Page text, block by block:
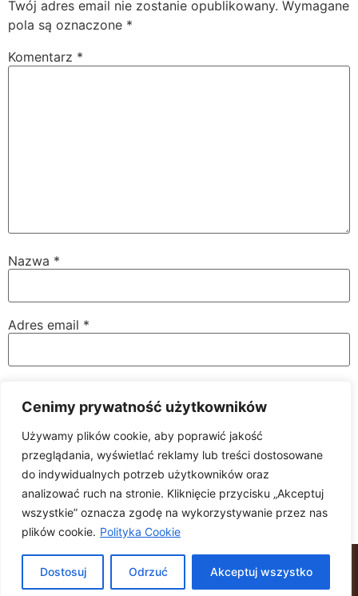
Cenimy prywatność użytkowników
Używamy plików cookie, aby poprawić jakość
przeglądania, wyświetlać reklamy lub treści dostosowane
do indywidualnych potrzeb użytkowników oraz
analizować ruch na stronie. Kliknięcie przycisku „Akceptuj
wszystkie” oznacza zgodę na wykorzystywanie przez nas
plików cookie. Polityka Cookie
Dostosuj Odrzuć Akceptuj wszystko
Twój adres email nie zostanie opublikowany. Wymagane
pola są oznaczone *
Komentarz *
Nazwa *
Adres email *
Zapamiętaj moje dane w tej przeglądarce podczas
pisania kolejnych komentarzy.
© Copyright Mark Stol 2022. All right reserved.